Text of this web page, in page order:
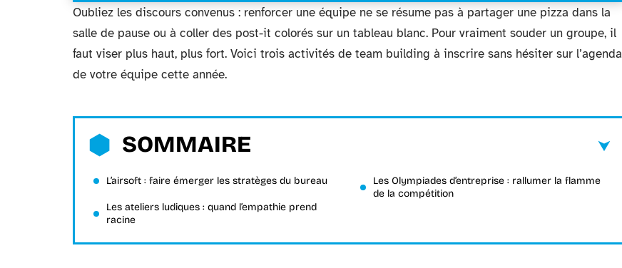
Oubliez les discours convenus : renforcer une équipe ne se résume pas à partager une pizza dans la
salle de pause ou à coller des post-it colorés sur un tableau blanc. Pour vraiment souder un groupe, il
faut viser plus haut, plus fort. Voici trois activités de team building à inscrire sans hésiter sur l’agenda
de votre équipe cette année.
SOMMAIRE
L’airsoft : faire émerger les stratèges du bureau
Les ateliers ludiques : quand l’empathie prend
racine
Les Olympiades d’entreprise : rallumer la flamme
de la compétition